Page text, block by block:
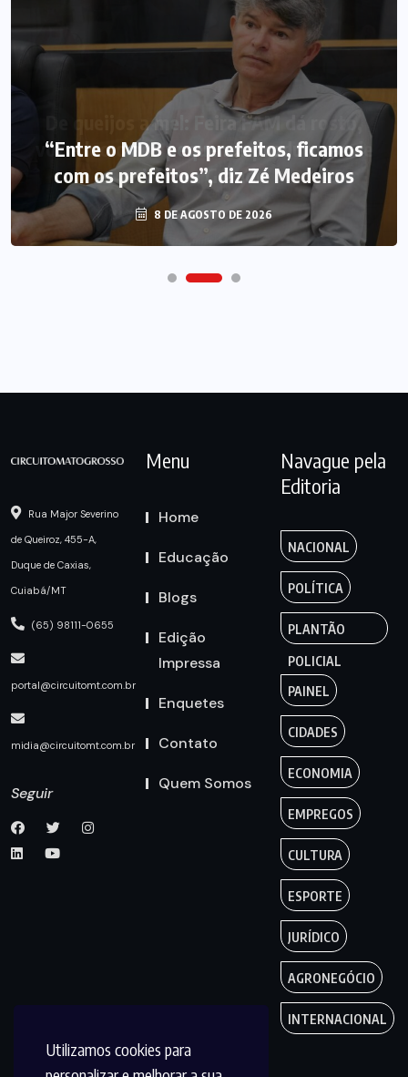
Utilizamos cookies para
“Entre o MDB e os prefeitos, ficamos
com os prefeitos”, diz Zé Medeiros
8 DE AGOSTO DE 2026
Rua Major Severino
de Queiroz, 455-A,
Duque de Caxias,
Cuiabá/MT
(65) 98111-0655
portal@circuitomt.com.br
midia@circuitomt.com.br
Seguir
Menu
Home
Educação
Blogs
Edição
Impressa
Enquetes
Contato
Quem Somos
Navague pela
Editoria
NACIONAL
POLÍTICA
PLANTÃO
POLICIAL
PAINEL
CIDADES
ECONOMIA
EMPREGOS
CULTURA
ESPORTE
JURÍDICO
AGRONEGÓCIO
INTERNACIONAL